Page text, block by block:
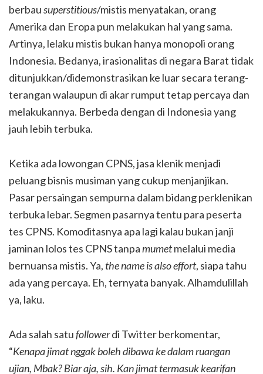
berbausuperstitious/mistis menyatakan, orang
Amerika dan Eropa pun melakukan hal yang sama.
Artinya, lelaku mistis bukan hanya monopoli orang
Indonesia. Bedanya, irasionalitas di negara Barat tidak
ditunjukkan/didemonstrasikan ke luar secara terang-
terangan walaupun di akar rumput tetap percaya dan
melakukannya. Berbeda dengan di Indonesia yang
jauh lebih terbuka.
Ketika ada lowongan CPNS, jasa klenik menjadi
peluang bisnis musiman yang cukup menjanjikan.
Pasar persaingan sempurna dalam bidang perklenikan
terbuka lebar. Segmen pasarnya tentu para peserta
tes CPNS. Komoditasnya apa lagi kalau bukan janji
jaminan lolos tes CPNS tanpamumetmelalui media
bernuansa mistis. Ya, the name is also effort, siapa tahu
ada yang percaya. Eh, ternyata banyak. Alhamdulillah
ya, laku.
Ada salah satufollowerdi Twitter berkomentar,
“Kenapa jimat nggak boleh dibawa ke dalam ruangan
ujian, Mbak? Biar aja, sih. Kan jimat termasuk kearifan